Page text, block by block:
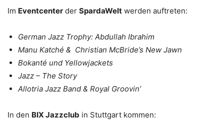
Im Eventcenter der SpardaWelt werden auftreten:
German Jazz Trophy: Abdullah Ibrahim
Manu Katché & Christian McBride’s New Jawn
Bokanté und Yellowjackets
Jazz – The Story
Allotria Jazz Band & Royal Groovin’
In den BIX Jazzclub in Stuttgart kommen: